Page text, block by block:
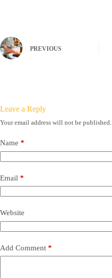
PREVIOUS
Leave a Reply
Your email address will not be published.
Name *
Email *
Website
Add Comment *